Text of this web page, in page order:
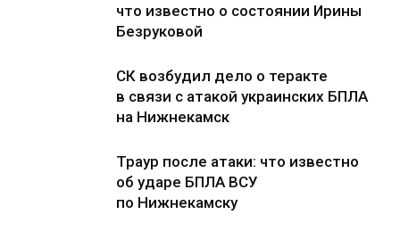
что известно о состоянии Ирины
Безруковой
СК возбудил дело о теракте
в связи с атакой украинских БПЛА
на Нижнекамск
Траур после атаки: что известно
об ударе БПЛА ВСУ
по Нижнекамску